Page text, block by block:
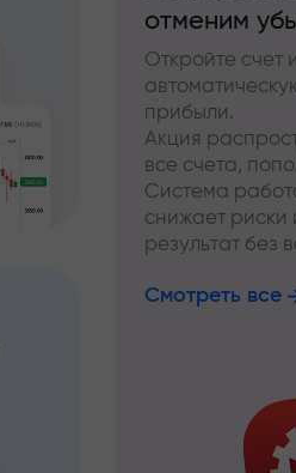
отменим
Откройте счет
прибыли.
Акция
все счета,
Система
снижает риски
результат без
Смотреть все